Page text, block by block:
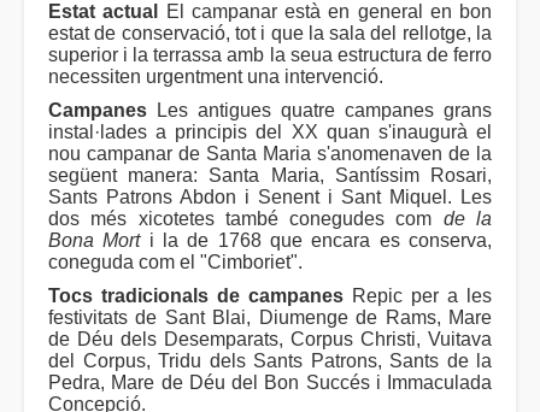
Estat actual
El campanar està en general en bon
estat de conservació, tot i que la sala del rellotge, la
superior i la terrassa amb la seua estructura de ferro
necessiten urgentment una intervenció.
Campanes Les antigues quatre campanes grans
instal·lades a principis del XX quan s'inaugurà el
nou campanar de Santa Maria s'anomenaven de la
següent manera: Santa Maria, Santíssim Rosari,
Sants Patrons Abdon i Senent i Sant Miquel. Les
dos més xicotetes també conegudes com de la
Bona Morti la de 1768 que encara es conserva,
coneguda com el "Cimboriet".
Tocs tradicionals de campanes Repic per a les
festivitats de Sant Blai, Diumenge de Rams, Mare
de Déu dels Desemparats, Corpus Christi, Vuitava
del Corpus, Tridu dels Sants Patrons, Sants de la
Pedra, Mare de Déu del Bon Succés i Immaculada
Concepció.